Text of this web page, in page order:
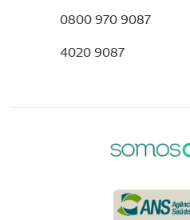
0800 970 9087
4020 9087